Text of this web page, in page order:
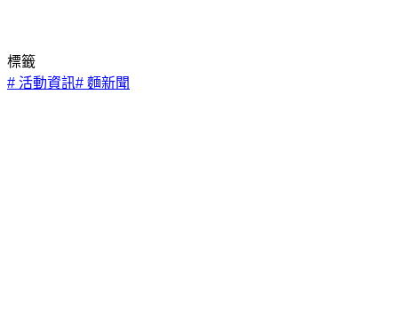
標籤
# 活動資訊# 麵新聞